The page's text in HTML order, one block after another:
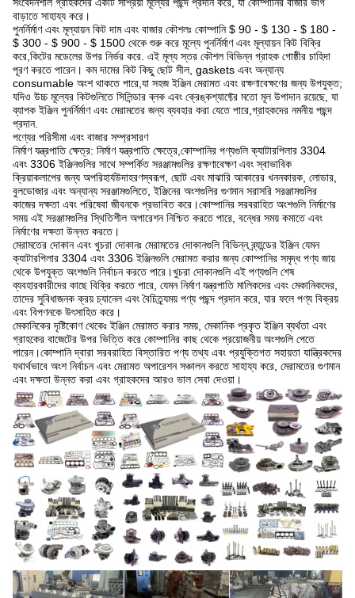
বাড়াতে সাহায্য করে।
পুনর্নির্মাণ এবং মূল্যায়ন কিট দাম এবং বাজার কৌশলঃ কোম্পানি $ 90 - $ 130 - $ 180 -
$ 300 - $ 900 - $ 1500 থেকে শুরু করে মূল্যে পুনর্নির্মাণ এবং মূল্যায়ন কিট বিক্রি
করে,কিটের মডেলের উপর নির্ভর করে. এই মূল্য স্তর কৌশল বিভিন্ন গ্রাহক গোষ্ঠীর চাহিদা
পূরণ করতে পারেন। কম দামের কিট কিছু ছোট সীল, gaskets এবং অন্যান্য
consumable অংশ থাকতে পারে,যা সহজ ইঞ্জিন মেরামত এবং রক্ষণাবেক্ষণের জন্য উপযুক্ত;
যদিও উচ্চ মূল্যের কিটগুলিতে সিলিন্ডার ব্লক এবং ক্রেঙ্কশ্যাফ্টের মতো মূল উপাদান রয়েছে, যা
ব্যাপক ইঞ্জিন পুনর্নির্মাণ এবং মেরামতের জন্য ব্যবহার করা যেতে পারে,গ্রাহকদের নমনীয় পছন্দ
প্রদান.
পণ্যের পরিসীমা এবং বাজার সম্প্রসারণ
নির্মাণ যন্ত্রপাতি ক্ষেত্র: নির্মাণ যন্ত্রপাতি ক্ষেত্রে,কোম্পানির পণ্যগুলি ক্যাটারপিলার 3304
এবং 3306 ইঞ্জিনগুলির সাথে সম্পর্কিত সরঞ্জামগুলির রক্ষণাবেক্ষণ এবং স্বাভাবিক
ক্রিয়াকলাপের জন্য অপরিহার্যউদাহরণস্বরূপ, ছোট এবং মাঝারি আকারের খননকারক, লোডার,
বুলডোজার এবং অন্যান্য সরঞ্জামগুলিতে, ইঞ্জিনের অংশগুলির গুণমান সরাসরি সরঞ্জামগুলির
কাজের দক্ষতা এবং পরিষেবা জীবনকে প্রভাবিত করে।কোম্পানির সরবরাহিত অংশগুলি নির্মাণের
সময় এই সরঞ্জামগুলির স্থিতিশীল অপারেশন নিশ্চিত করতে পারে, বন্ধের সময় কমাতে এবং
নির্মাণের দক্ষতা উন্নত করতে।
মেরামতের দোকান এবং খুচরা দোকানঃ মেরামতের দোকানগুলি বিভিন্ন ব্র্যান্ডের ইঞ্জিন যেমন
ক্যাটারপিলার 3304 এবং 3306 ইঞ্জিনগুলি মেরামত করার জন্য কোম্পানির সমৃদ্ধ পণ্য জায়
থেকে উপযুক্ত অংশগুলি নির্বাচন করতে পারে।খুচরা দোকানগুলি এই পণ্যগুলি শেষ
ব্যবহারকারীদের কাছে বিক্রি করতে পারে, যেমন নির্মাণ যন্ত্রপাতি মালিকদের এবং মেকানিকদের,
তাদের সুবিধাজনক ক্রয় চ্যানেল এবং বৈচিত্র্যময় পণ্য পছন্দ প্রদান করে, যার ফলে পণ্য বিক্রয়
এবং বিপণনকে উৎসাহিত করে।
মেকানিকের দৃষ্টিকোণ থেকেঃ ইঞ্জিন মেরামত করার সময়, মেকানিক প্রকৃত ইঞ্জিন ব্যর্থতা এবং
গ্রাহকের বাজেটের উপর ভিত্তি করে কোম্পানির কাছ থেকে প্রয়োজনীয় অংশগুলি পেতে
পারেন।কোম্পানি দ্বারা সরবরাহিত বিস্তারিত পণ্য তথ্য এবং প্রযুক্তিগত সহায়তা যান্ত্রিকদের
যথার্থভাবে অংশ নির্বাচন এবং মেরামত অপারেশন সঞ্চালন করতে সাহায্য করে, মেরামতের গুণমান
এবং দক্ষতা উন্নত করা এবং গ্রাহকদের আরও ভাল সেবা দেওয়া।